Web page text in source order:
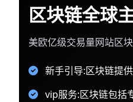
区块链全球
美欧亿级交易量网站区
新手引导:区块链提
vip服务:区块链包括